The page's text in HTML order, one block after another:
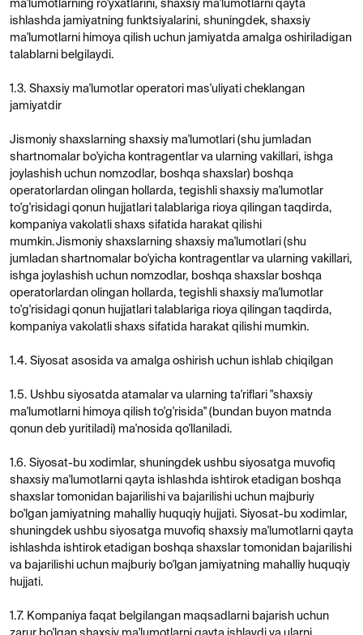
shartnomalar bo'yicha kontragentlar va ularning vakillari, ishga
joylashish uchun nomzodlar, boshqa shaxslar) boshqa
operatorlardan olingan hollarda, tegishli shaxsiy ma'lumotlar
to'g'risidagi qonun hujjatlari talablariga rioya qilingan taqdirda,
mumkin.Jismoniy shaxslarning shaxsiy ma'lumotlari (shu
jumladan shartnomalar bo'yicha kontragentlar va ularning vakillari,
ishga joylashish uchun nomzodlar, boshqa shaxslar boshqa
to'g'risidagi qonun hujjatlari talablariga rioya qilingan taqdirda,
kompaniya vakolatli shaxs sifatida harakat qilishi mumkin.
1.4. Siyosat asosida va amalga oshirish uchun ishlab chiqilgan
1.5. Ushbu siyosatda atamalar va ularning ta'riflari "shaxsiy
ma'lumotlarni himoya qilish to'g'risida" (bundan buyon matnda
qonun deb yuritiladi) ma'nosida qo'llaniladi.
1.6. Siyosat-bu xodimlar, shuningdek ushbu siyosatga muvofiq
shaxsiy ma'lumotlarni qayta ishlashda ishtirok etadigan boshqa
shaxslar tomonidan bajarilishi va bajarilishi uchun majburiy
bo'lgan jamiyatning mahalliy huquqiy hujjati. Siyosat-bu xodimlar,
shuningdek ushbu siyosatga muvofiq shaxsiy ma'lumotlarni qayta
va bajarilishi uchun majburiy bo'lgan jamiyatning mahalliy huquqiy
hujjati.
1.7. Kompaniya faqat belgilangan maqsadlarni bajarish uchun
zarur bo'lgan shaxsiy ma'lumotlarni qayta ishlaydi va ularni
ortiqcha qayta ishlashga yo'l qo'ymaydi.
sub'ektlar kompaniyaning manziliga yozma so'rov yuborish orqali
shaxsiy ma'lumotlarini qayta ishlash masalalari bo'yicha
tushuntirishlar olishlari, shuningdek, "shaxsiy ma'lumotlarni qayta
ishlash"deb belgilangan elektron pochta manziliga xabar yuborish
orqali jamiyatda shaxsiy ma'lumotlarni qayta ishlash ustidan ichki
nazoratni amalga oshirish uchun mas'ul shaxsga murojaat
qilishlari mumkin.